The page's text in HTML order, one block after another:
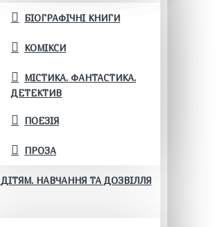
БІОГРАФІЧНІ КНИГИ
КОМІКСИ
МІСТИКА. ФАНТАСТИКА.
ДЕТЕКТИВ
ПОЕЗІЯ
ПРОЗА
ДІТЯМ. НАВЧАННЯ ТА ДОЗВІЛЛЯ